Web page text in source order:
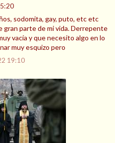
sodomita, gay, puto, etc etc
parte de mi vida. Derrepente
vacía y que necesito algo en lo
muy esquizo pero
19:10